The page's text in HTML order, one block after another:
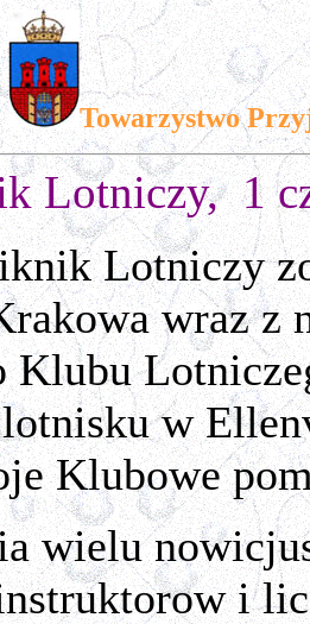
Towarzystwo
Lotniczy, 1
Lotniczy
wraz z
Klubu
w
Klubowe
wielu
i